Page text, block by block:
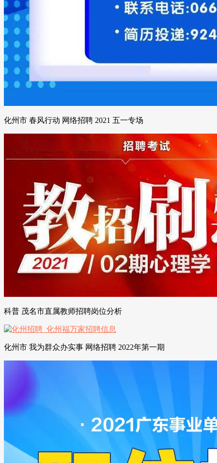
化州市 春风行动 网络招聘 2021 五一专场
科普 茂名市直属教师招聘岗位分析
化州市 我为群众办实事 网络招聘 2022年第一期